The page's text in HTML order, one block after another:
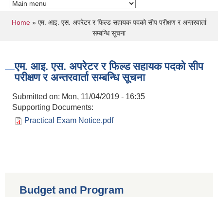
You are here
Home » एम. आइ. एस. अपरेटर र फिल्ड सहायक पदको सीप परीक्षण र अन्तरवार्ता
सम्बन्धि सूचना
एम. आइ. एस. अपरेटर र फिल्ड सहायक पदको सीप
परीक्षण र अन्तरवार्ता सम्बन्धि सूचना
Submitted on: Mon, 11/04/2019 - 16:35
Supporting Documents:
Practical Exam Notice.pdf
Budget and Program